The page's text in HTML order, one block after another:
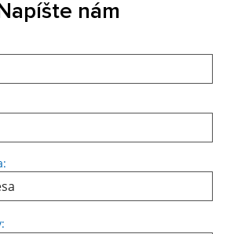
Napíšte nám